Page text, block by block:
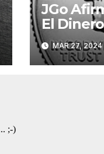
JGo
El
Tendrán
MAR 27, 2024